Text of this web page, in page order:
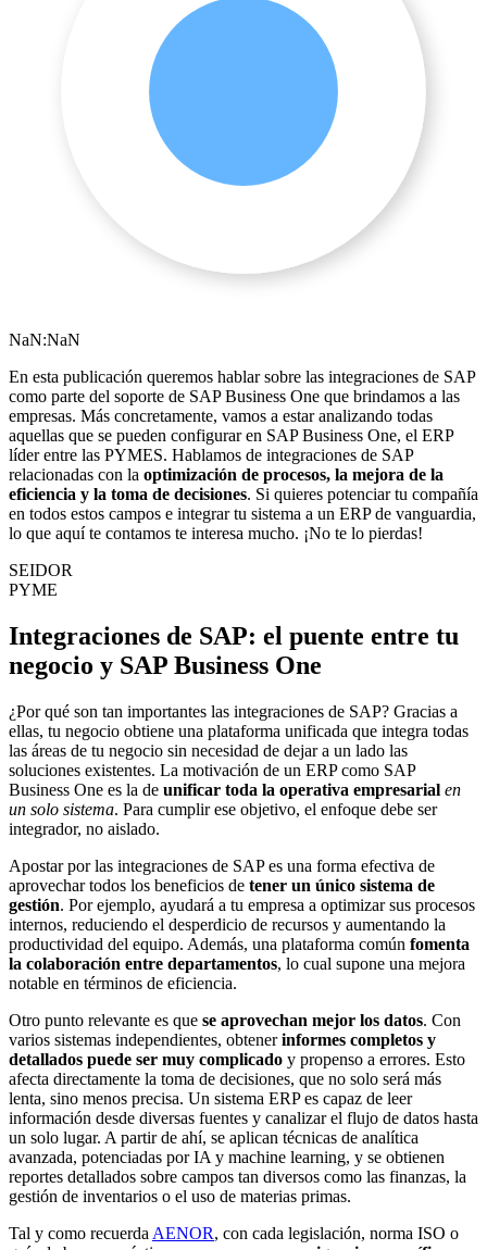
NaN:NaN
En esta publicación queremos hablar sobre las integraciones de SAP
como parte del soporte de SAP Business One que brindamos a las
empresas. Más concretamente, vamos a estar analizando todas
aquellas que se pueden configurar en SAP Business One, el ERP
líder entre las PYMES. Hablamos de integraciones de SAP
relacionadas con la optimización de procesos, la mejora de la
eficiencia y la toma de decisiones. Si quieres potenciar tu compañía
en todos estos campos e integrar tu sistema a un ERP de vanguardia,
lo que aquí te contamos te interesa mucho. ¡No te lo pierdas!
SEIDOR
PYME
Integraciones de SAP: el puente entre tu
negocio y SAP Business One
¿Por qué son tan importantes las integraciones de SAP? Gracias a
ellas, tu negocio obtiene una plataforma unificada que integra todas
las áreas de tu negocio sin necesidad de dejar a un lado las
soluciones existentes. La motivación de un ERP como SAP
Business One es la de unificar toda la operativa empresarial en
un solo sistema. Para cumplir ese objetivo, el enfoque debe ser
integrador, no aislado.
Apostar por las integraciones de SAP es una forma efectiva de
aprovechar todos los beneficios de tener un único sistema de
gestión. Por ejemplo, ayudará a tu empresa a optimizar sus procesos
internos, reduciendo el desperdicio de recursos y aumentando la
productividad del equipo. Además, una plataforma común fomenta
la colaboración entre departamentos, lo cual supone una mejora
notable en términos de eficiencia.
Otro punto relevante es que se aprovechan mejor los datos. Con
varios sistemas independientes, obtenerinformes completos y
detallados puede ser muy complicado y propenso a errores. Esto
afecta directamente la toma de decisiones, que no solo será más
lenta, sino menos precisa. Un sistema ERP es capaz de leer
información desde diversas fuentes y canalizar el flujo de datos hasta
un solo lugar. A partir de ahí, se aplican técnicas de analítica
avanzada, potenciadas por IA y machine learning, y se obtienen
reportes detallados sobre campos tan diversos como las finanzas, la
gestión de inventarios o el uso de materias primas.
Tal y como recuerda AENOR, con cada legislación, norma ISO o